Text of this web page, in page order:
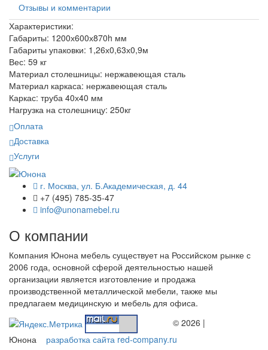
Отзывы и комментарии
Характеристики:
Габариты: 1200х600х870h мм
Габариты упаковки: 1,26х0,63х0,9м
Вес: 59 кг
Материал столешницы: нержавеющая сталь
Материал каркаса: нержавеющая сталь
Каркас: труба 40х40 мм
Нагрузка на столешницу: 250кг
Оплата
Доставка
Услуги
г. Москва, ул. Б.Академическая, д. 44
+7 (495) 785-35-47
info@unonamebel.ru
О компании
Компания Юнона мебель существует на Российском рынке с
2006 года, основной сферой деятельностью нашей
организации является изготовление и продажа
производственной металлической мебели, также мы
предлагаем медицинскую и мебель для офиса.
© 2026 |
Юнона разработка сайта red-company.ru